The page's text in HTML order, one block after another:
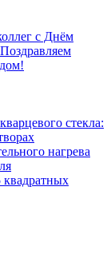
с Днём
Поздравляем
стекла:
нагрева
квадратных